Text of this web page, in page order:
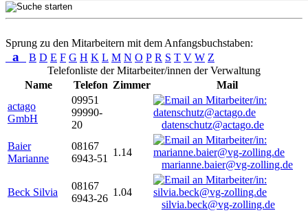
Sprung zu den Mitarbeitern mit dem Anfangsbuchstaben:
a B D E F G H K L M N O P R S T V W Z
Telefonliste der Mitarbeiter/innen der Verwaltung
Name
Telefon Zimmer
Mail
actago
GmbH
09951
99990-
20
datenschutz@actago.de
Baier
Marianne
08167
6943-51
1.14
marianne.baier@vg-zolling.de
Beck Silvia
08167
6943-26
1.04
silvia.beck@vg-zolling.de